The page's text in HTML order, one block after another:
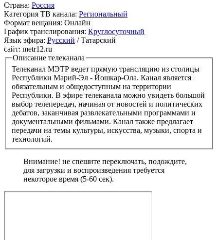
Страна: Россия
Категория ТВ канала: Региональный
Формат вещания: Онлайн
График транслирования: Круглосуточный
Язык эфира: Русский / Татарский
сайт: metr12.ru
Описание телеканала
Телеканал МЭТР ведет прямую трансляцию из столицы
Республики Марий-Эл - Йошкар-Ола. Канал является
обязательным и общедоступным на территории
Республики. В эфире телеканала можно увидеть большой
выбор телепередач, начиная от новостей и политических
дебатов, заканчивая развлекательными программами и
документальными фильмами. Канал также предлагает
передачи на темы культуры, искусства, музыки, спорта и
технологий.
Внимание! не спешите переключать, подождите,
для загрузки и воспроизведения требуется
некоторое время (5-60 сек).